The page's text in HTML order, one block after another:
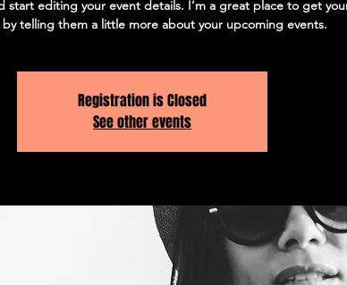
start editing your event details. I’m a great place to get
telling them a little more about your upcoming events.
Registration is Closed
See other events